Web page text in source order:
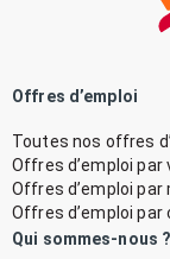
Offres d’emploi
Toutes nos offres
Offres d’emploi par
Offres d’emploi par
Offres d’emploi
Qui sommes-nous ?